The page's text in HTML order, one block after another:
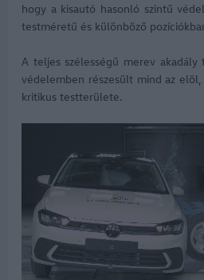
hogy a kisautó hasonló szintű
testméretű és különböző
A teljes szélességű merev
védelemben részesült mind az
kritikus testterülete.